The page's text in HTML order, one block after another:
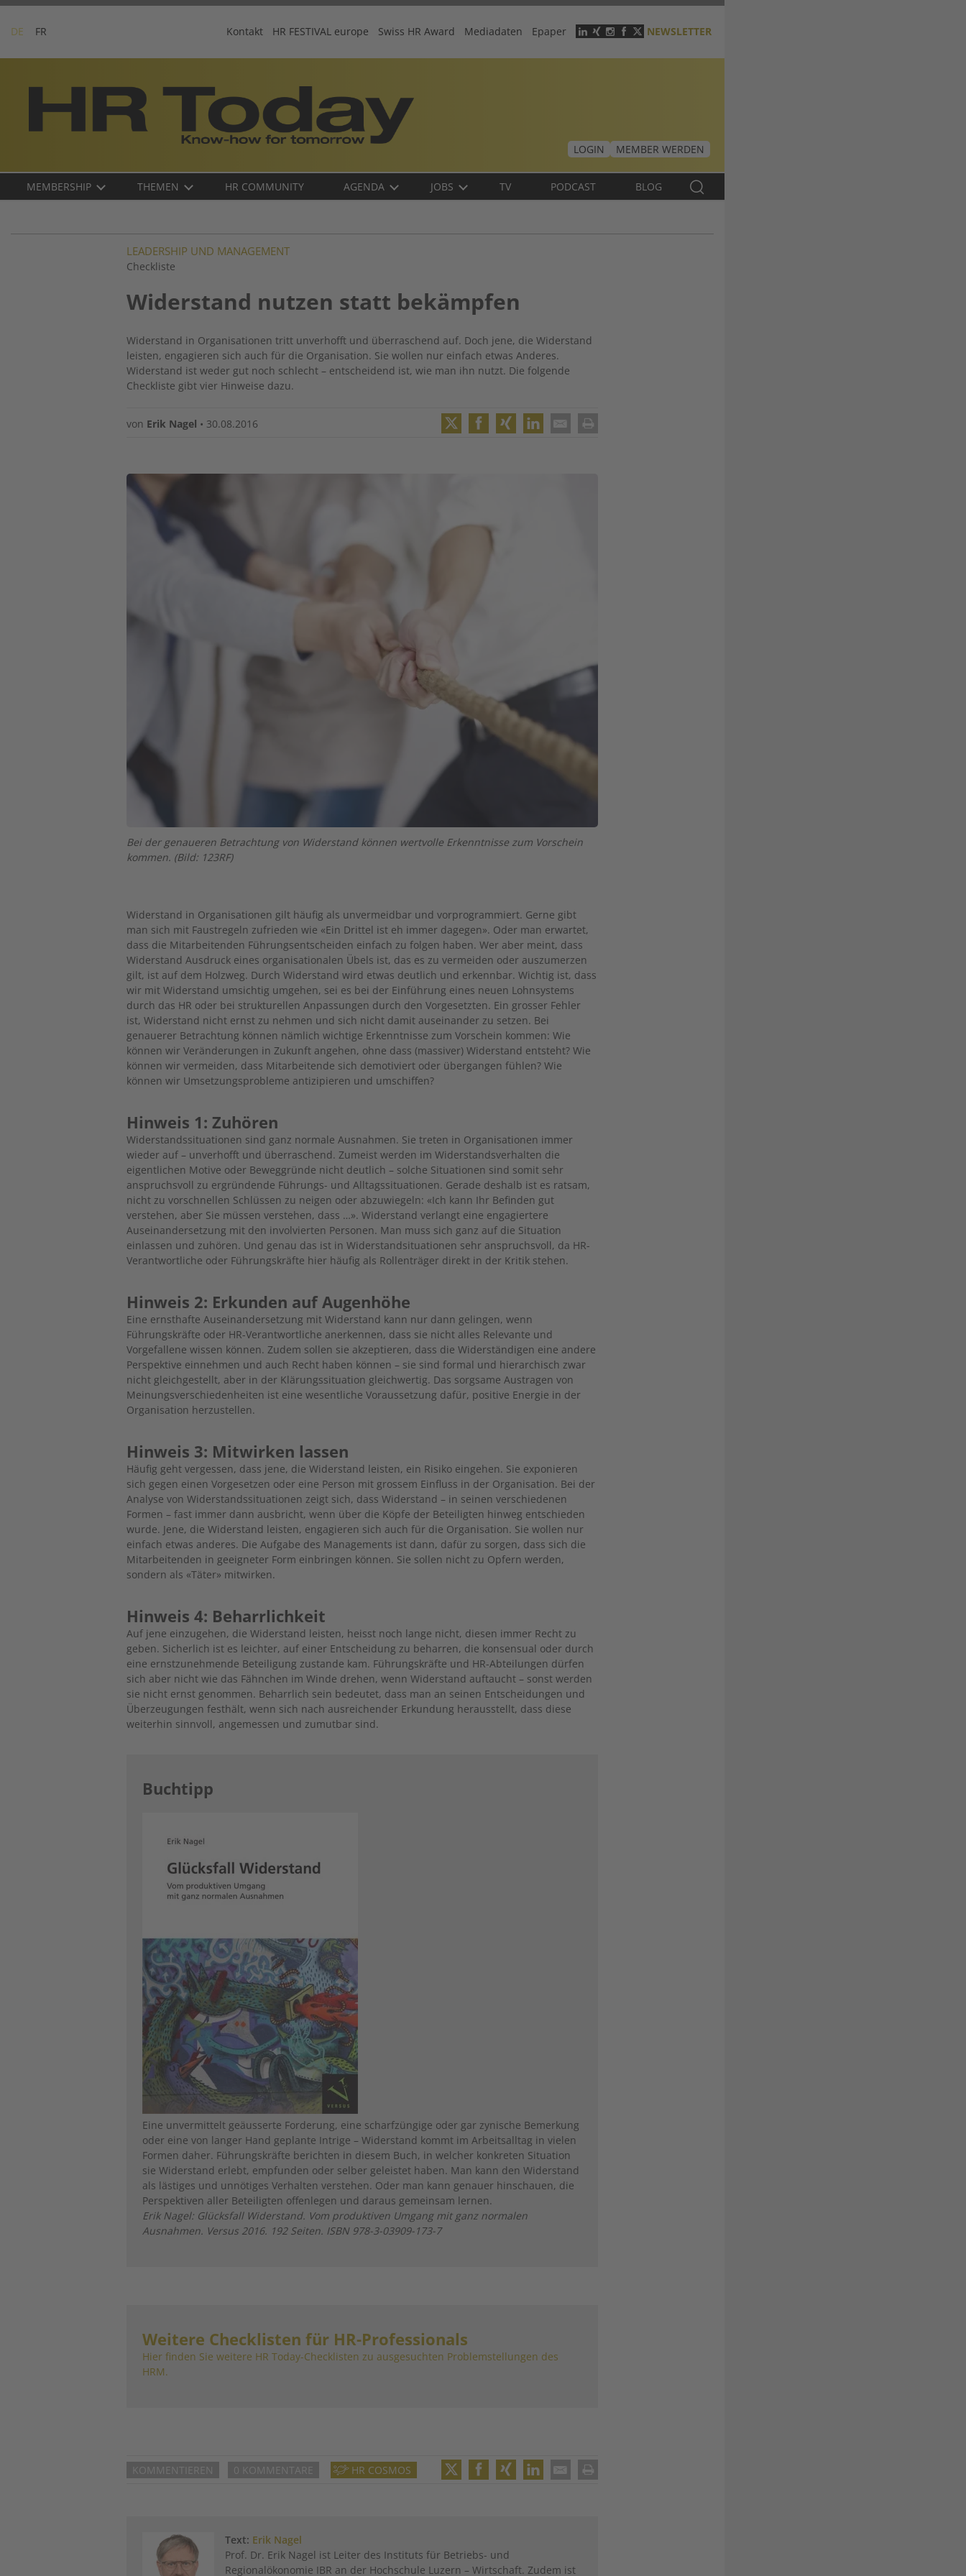
Skip
content
DE FR
Header
menu
Kontakt HR FESTIVAL europe Swiss HR Award Mediadaten Epaper NEWSLETTER
LOGIN
MEMBER WERDEN
Main
DE
MEMBERSHIP THEMEN HR COMMUNITY AGENDA JOBS TV PODCAST BLOG
LEADERSHIP UND MANAGEMENT
Checkliste
Widerstand nutzen statt bekämpfen
Widerstand in Organisationen tritt unverhofft und überraschend auf. Doch jene, die Widerstand
leisten, engagieren sich auch für die Organisation. Sie wollen nur einfach etwas Anderes.
Widerstand ist weder gut noch schlecht – entscheidend ist, wie man ihn nutzt. Die folgende
Checkliste gibt vier Hinweise dazu.
von Erik Nagel • 30.08.2016
Bei der genaueren Betrachtung von Widerstand können wertvolle Erkenntnisse zum Vorschein
kommen. (Bild: 123RF)
Widerstand in Organisationen gilt häufig als unvermeidbar und vorprogrammiert. Gerne gibt
man sich mit Faustregeln zufrieden wie «Ein Drittel ist eh immer dagegen». Oder man erwartet,
dass die Mitarbeitenden Führungsentscheiden einfach zu folgen haben. Wer aber meint, dass
Widerstand Ausdruck eines organisationalen Übels ist, das es zu vermeiden oder auszumerzen
gilt, ist auf dem Holzweg. Durch Widerstand wird etwas deutlich und erkennbar. Wichtig ist, dass
wir mit Widerstand umsichtig umgehen, sei es bei der Einführung eines neuen Lohnsystems
durch das HR oder bei strukturellen Anpassungen durch den Vorgesetzten. Ein grosser Fehler
ist, Widerstand nicht ernst zu nehmen und sich nicht damit auseinander zu setzen. Bei
genauerer Betrachtung können nämlich wichtige Erkenntnisse zum Vorschein kommen: Wie
können wir Veränderungen in Zukunft angehen, ohne dass (massiver) Widerstand entsteht? Wie
können wir vermeiden, dass Mitarbeitende sich demotiviert oder übergangen fühlen? Wie
können wir Umsetzungsprobleme antizipieren und umschiffen?
Hinweis 1: Zuhören
Widerstandssituationen sind ganz normale Ausnahmen. Sie treten in Organisationen immer
wieder auf – unverhofft und überraschend. Zumeist werden im Widerstandsverhalten die
eigentlichen Motive oder Beweggründe nicht deutlich – solche Situationen sind somit sehr
anspruchsvoll zu ergründende Führungs- und Alltagssituationen. Gerade deshalb ist es ratsam,
nicht zu vorschnellen Schlüssen zu neigen oder abzuwiegeln: «Ich kann Ihr Befinden gut
verstehen, aber Sie müssen verstehen, dass …». Widerstand verlangt eine engagiertere
Auseinandersetzung mit den involvierten Personen. Man muss sich ganz auf die Situation
einlassen und zuhören. Und genau das ist in Widerstandsituationen sehr anspruchsvoll, da HR-
Verantwortliche oder Führungskräfte hier häufig als Rollenträger direkt in der Kritik stehen.
Hinweis 2: Erkunden auf Augenhöhe
Eine ernsthafte Auseinandersetzung mit Widerstand kann nur dann gelingen, wenn
Führungskräfte oder HR-Verantwortliche anerkennen, dass sie nicht alles Relevante und
Vorgefallene wissen können. Zudem sollen sie akzeptieren, dass die Widerständigen eine andere
Perspektive einnehmen und auch Recht haben können – sie sind formal und hierarchisch zwar
nicht gleichgestellt, aber in der Klärungssituation gleichwertig. Das sorgsame Austragen von
Meinungsverschiedenheiten ist eine wesentliche Voraussetzung dafür, positive Energie in der
Organisation herzustellen.
Hinweis 3: Mitwirken lassen
Häufig geht vergessen, dass jene, die Widerstand leisten, ein Risiko eingehen. Sie exponieren
sich gegen einen Vorgesetzen oder eine Person mit grossem Einfluss in der Organisation. Bei der
Analyse von Widerstandssituationen zeigt sich, dass Widerstand – in seinen verschiedenen
Formen – fast immer dann ausbricht, wenn über die Köpfe der Beteiligten hinweg entschieden
wurde. Jene, die Widerstand leisten, engagieren sich auch für die Organisation. Sie wollen nur
einfach etwas anderes. Die Aufgabe des Managements ist dann, dafür zu sorgen, dass sich die
Mitarbeitenden in geeigneter Form einbringen können. Sie sollen nicht zu Opfern werden,
sondern als «Täter» mitwirken.
Hinweis 4: Beharrlichkeit
Auf jene einzugehen, die Widerstand leisten, heisst noch lange nicht, diesen immer Recht zu
geben. Sicherlich ist es leichter, auf einer Entscheidung zu beharren, die konsensual oder durch
eine ernstzunehmende Beteiligung zustande kam. Führungskräfte und HR-Abteilungen dürfen
sich aber nicht wie das Fähnchen im Winde drehen, wenn Widerstand auftaucht – sonst werden
sie nicht ernst genommen. Beharrlich sein bedeutet, dass man an seinen Entscheidungen und
Überzeugungen festhält, wenn sich nach ausreichender Erkundung herausstellt, dass diese
weiterhin sinnvoll, angemessen und zumutbar sind.
Buchtipp
Eine unvermittelt geäusserte Forderung, eine scharfzüngige oder gar zynische Bemerkung
oder eine von langer Hand geplante Intrige – Widerstand kommt im Arbeitsalltag in vielen
Formen daher. Führungskräfte berichten in diesem Buch, in welcher konkreten Situation
sie Widerstand erlebt, empfunden oder selber geleistet haben. Man kann den Widerstand
als lästiges und unnötiges Verhalten verstehen. Oder man kann genauer hinschauen, die
Perspektiven aller Beteiligten offenlegen und daraus gemeinsam lernen.
Erik Nagel: Glücksfall Widerstand. Vom produktiven Umgang mit ganz normalen
Ausnahmen. Versus 2016. 192 Seiten. ISBN 978-3-03909-173-7
Weitere Checklisten für HR-Professionals
Hier finden Sie weitere HR Today-Checklisten zu ausgesuchten Problemstellungen des
HRM.
KOMMENTIEREN 0 KOMMENTARE HR COSMOS
Text: Erik Nagel
Prof. Dr. Erik Nagel ist Leiter des Instituts für Betriebs- und
Regionalökonomie IBR an der Hochschule Luzern – Wirtschaft. Zudem ist